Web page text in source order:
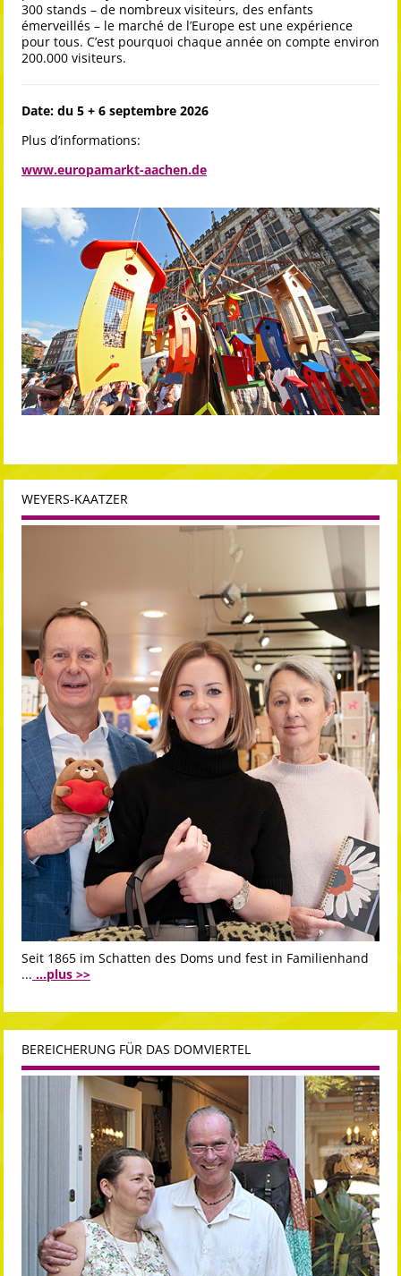
300 stands – de nombreux visiteurs, des enfants
émerveillés – le marché de l’Europe est une expérience
pour tous. C’est pourquoi chaque année on compte environ
200.000 visiteurs.
Date: du 5 + 6 septembre 2026
Plus d’informations:
www.europamarkt-aachen.de
WEYERS-KAATZER
Seit 1865 im Schatten des Doms und fest in Familienhand
... ...plus >>
BEREICHERUNG FÜR DAS DOMVIERTEL